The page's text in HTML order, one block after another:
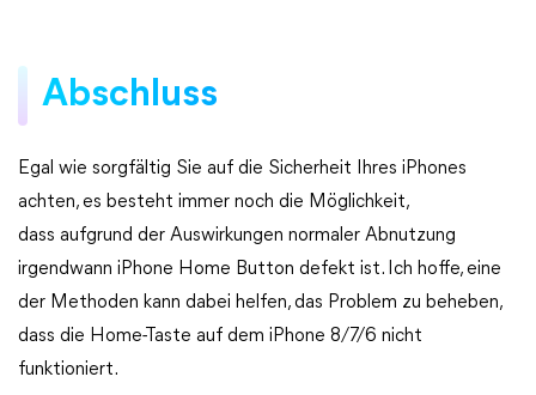
Abschluss
Egal wie sorgfältig Sie auf die Sicherheit Ihres iPhones
achten, es besteht immer noch die Möglichkeit,
dass aufgrund der Auswirkungen normaler Abnutzung
irgendwann iPhone Home Button defekt ist. Ich hoffe, eine
der Methoden kann dabei helfen, das Problem zu beheben,
dass die Home-Taste auf dem iPhone 8/7/6 nicht
funktioniert.